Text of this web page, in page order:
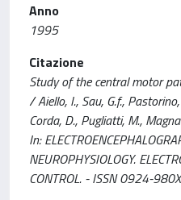
Anno
1995
Citazione
Study of the central motor
/ Aiello, I., Sau, G.f.,
Corda, D., Pugliatti, M.,
In:
NEUROPHYSIOLOGY.
CONTROL. - ISSN 0924-